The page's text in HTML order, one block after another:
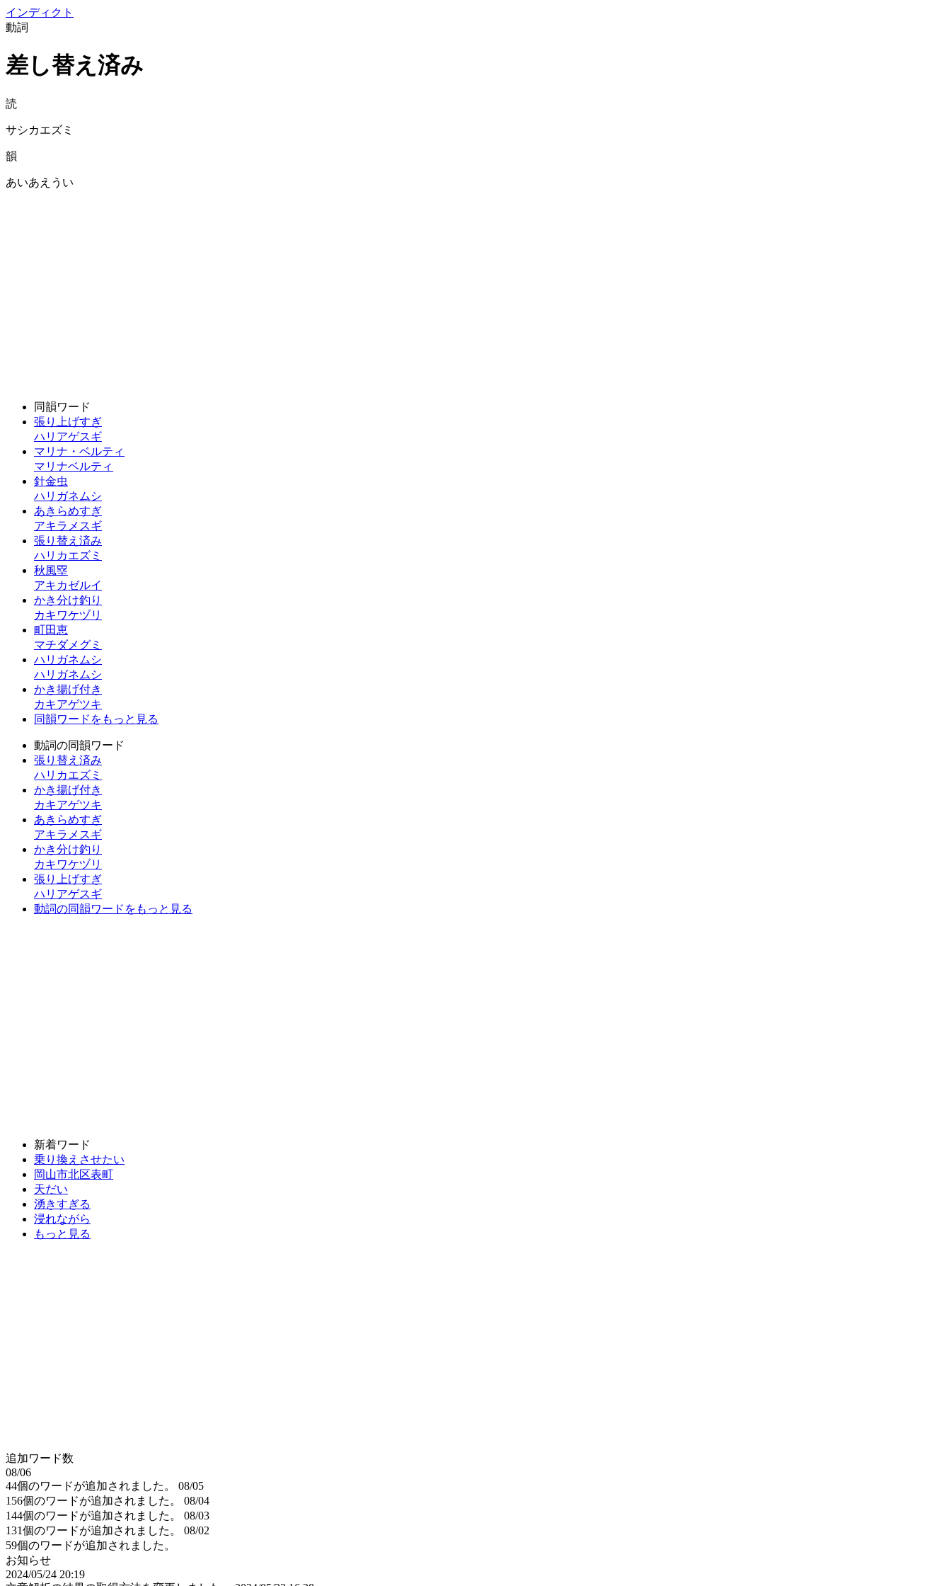
インディクト
動詞
差し替え済み
読
サシカエズミ
韻
あいあえうい
同韻ワード
張り上げすぎ
ハリアゲスギ
マリナ・ベルティ
マリナベルティ
針金虫
ハリガネムシ
あきらめすぎ
アキラメスギ
張り替え済み
ハリカエズミ
秋風塁
アキカゼルイ
かき分け釣り
カキワケヅリ
町田恵
マチダメグミ
ハリガネムシ
ハリガネムシ
かき揚げ付き
カキアゲツキ
同韻ワードをもっと見る
動詞の同韻ワード
張り替え済み
ハリカエズミ
かき揚げ付き
カキアゲツキ
あきらめすぎ
アキラメスギ
かき分け釣り
カキワケヅリ
張り上げすぎ
ハリアゲスギ
動詞の同韻ワードをもっと見る
新着ワード
乗り換えさせたい
岡山市北区表町
天だい
湧きすぎる
浸れながら
もっと見る
追加ワード数
08/06
44個のワードが追加されました。
08/05
156個のワードが追加されました。
08/04
144個のワードが追加されました。
08/03
131個のワードが追加されました。
08/02
59個のワードが追加されました。
お知らせ
2024/05/24 20:19